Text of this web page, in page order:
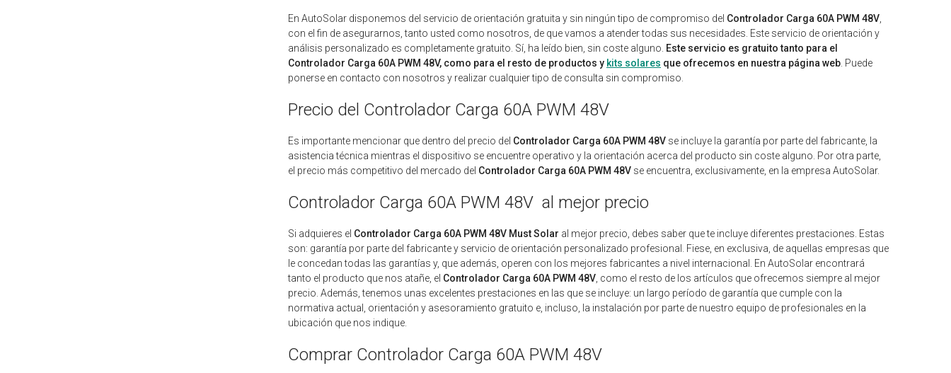
En AutoSolar disponemos del servicio de orientación gratuita y sin ningún tipo de compromiso del Controlador Carga 60A PWM 48V
con el fin de asegurarnos, tanto usted como nosotros, de que vamos a atender todas sus necesidades. Este servicio de orientación y
análisis personalizado es completamente gratuito. Sí, ha leído bien, sin coste alguno. Este servicio es gratuito tanto para el
Controlador Carga 60A PWM 48V, como para el resto de productos y kits solares que ofrecemos en nuestra página web . Puede
ponerse en contacto con nosotros y realizar cualquier tipo de consulta sin compromiso.
Precio del Controlador Carga 60A PWM 48V
Es importante mencionar que dentro del precio del Controlador Carga 60A PWM 48V se incluye la garantía por parte del fabricante, la
asistencia técnica mientras el dispositivo se encuentre operativo y la orientación acerca del producto sin coste alguno. Por otra parte,
el precio más competitivo del mercado del Controlador Carga 60A PWM 48V se encuentra, exclusivamente, en la empresa AutoSolar.
Controlador Carga 60A PWM 48V al mejor precio
Si adquieres el Controlador Carga 60A PWM 48V Must Solar al mejor precio, debes saber que te incluye diferentes prestaciones. Estas
son: garantía por parte del fabricante y servicio de orientación personalizado profesional. Fiese, en exclusiva, de aquellas empresas que
le concedan todas las garantías y, que además, operen con los mejores fabricantes a nivel internacional. En AutoSolar encontrará
tanto el producto que nos atañe, el Controlador Carga 60A PWM 48V , como el resto de los artículos que ofrecemos siempre al mejor
precio. Además, tenemos unas excelentes prestaciones en las que se incluye: un largo período de garantía que cumple con la
normativa actual, orientación y asesoramiento gratuito e, incluso, la instalación por parte de nuestro equipo de profesionales en la
ubicación que nos indique.
Comprar Controlador Carga 60A PWM 48V